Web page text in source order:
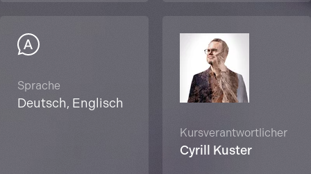
Sprache
Deutsch, Englisch
Kursverantwortlicher
Cyrill Kuster